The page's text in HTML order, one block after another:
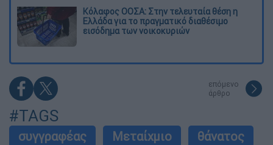
Κόλαφος ΟΟΣΑ: Στην τελευταία θέση η
Ελλάδα για το πραγματικό διαθέσιμο
εισόδημα των νοικοκυριών
επόμενο
άρθρο
#TAGS
συγγραφέας Μεταίχμιο θάνατος